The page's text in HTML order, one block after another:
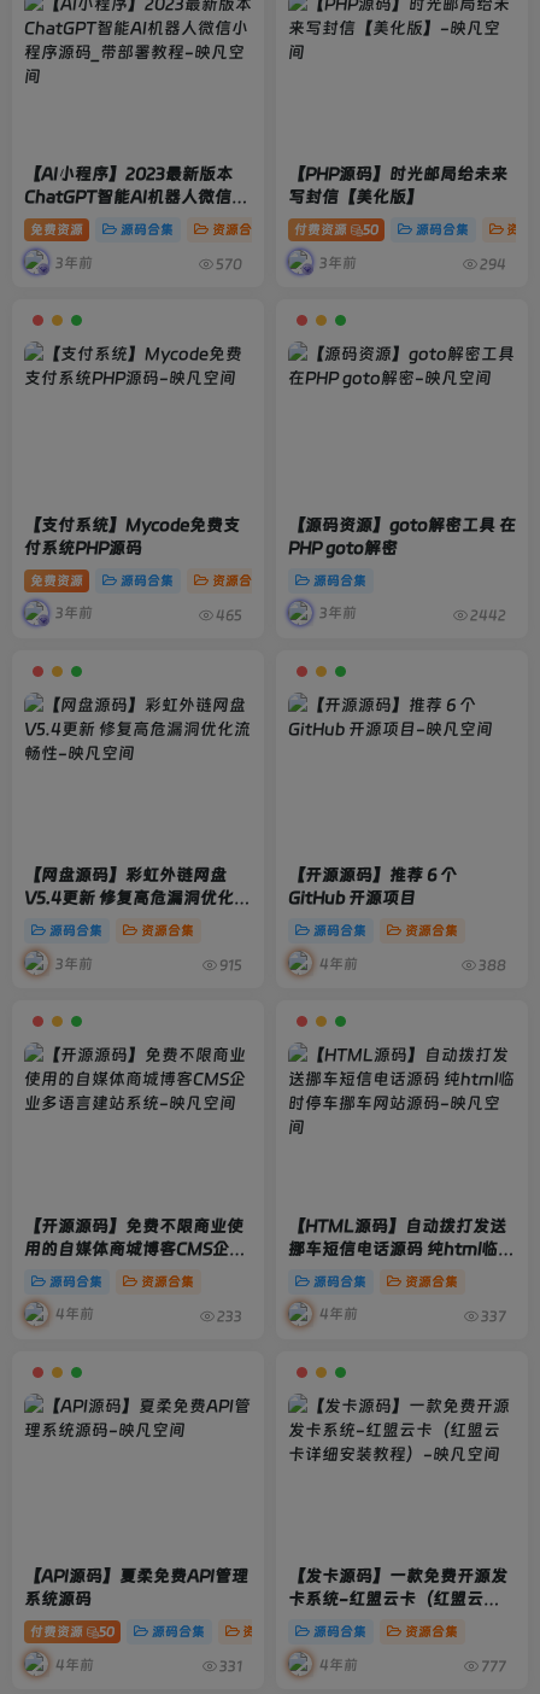
【AI小程序】2023最新版本
ChatGPT智能AI机器人微信小
程序源码_带部署教程
免费资源 源码合集 资源合集
3年前 570
【PHP源码】时光邮局给未来
写封信【美化版】
付费资源 50 源码合集 资源
3年前 294
【支付系统】Mycode免费支
付系统PHP源码
免费资源 源码合集 资源合集
3年前 465
【源码资源】goto解密工具 在
PHP goto解密
源码合集
3年前 2442
【网盘源码】彩虹外链网盘
V5.4更新 修复高危漏洞优化流
畅性
源码合集 资源合集
3年前 915
【开源源码】推荐 6 个
GitHub 开源项目
源码合集 资源合集
4年前 388
【开源源码】免费不限商业使
用的自媒体商城博客CMS企业
多语言建站系统
源码合集 资源合集
4年前 233
【HTML源码】自动拨打发送
挪车短信电话源码 纯html临时
停车挪车网站源码
源码合集 资源合集
4年前 337
【API源码】夏柔免费API管理
系统源码
付费资源 50 源码合集 资源合集
4年前 331
【发卡源码】一款免费开源发
卡系统-红盟云卡（红盟云卡
详细安装教程）
源码合集 资源合集
4年前 777